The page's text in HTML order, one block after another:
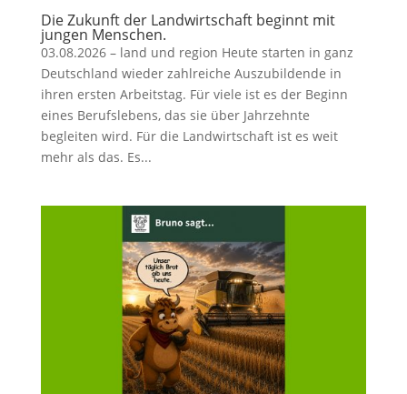
Die Zukunft der Landwirtschaft beginnt mit
jungen Menschen.
03.08.2026 – land und region Heute starten in ganz
Deutschland wieder zahlreiche Auszubildende in
ihren ersten Arbeitstag. Für viele ist es der Beginn
eines Berufslebens, das sie über Jahrzehnte
begleiten wird. Für die Landwirtschaft ist es weit
mehr als das. Es...